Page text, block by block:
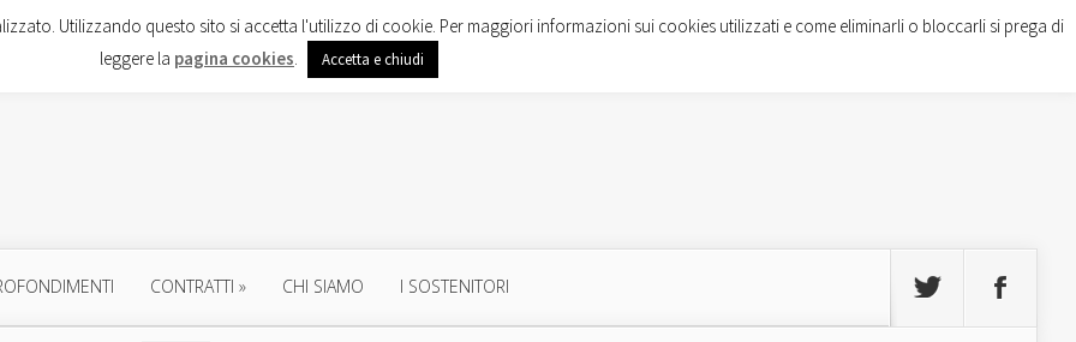
CONTRATTI » CHI SIAMO I SOSTENITORI
Utilizzando questo sito si accetta l'utilizzo di cookie. Per maggiori informazioni sui cookies utilizzati e come eliminarli o bloccarli si prega di
leggere la pagina cookies. Accetta e chiudi